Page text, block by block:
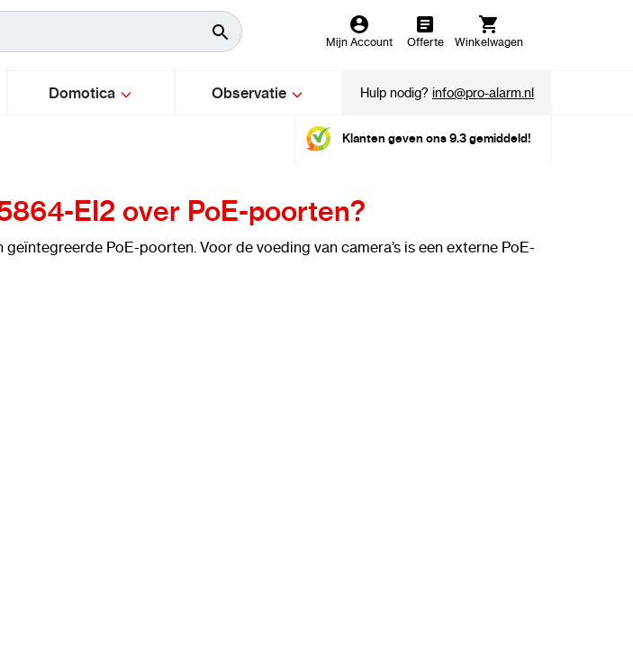
Mijn Account Offerte Winkelwagen
Domotica Observatie Hulp nodig?info@pro-alarm.nl
Klanten geven ons 9.3 gemiddeld!
EI2 over PoE-poorten?
PoE-poorten. Voor de voeding van camera’s is een externe PoE-